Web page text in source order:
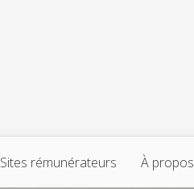
Sites rémunérateurs À propos